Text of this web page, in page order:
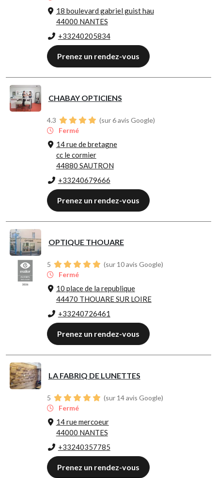
18 boulevard gabriel guist hau
44000 NANTES
+33240205834
Prenez un rendez-vous
CHABAY OPTICIENS
4.3
(sur 6 avis Google)
Fermé
14 rue de bretagne
cc le cormier
44880 SAUTRON
+33240679666
Prenez un rendez-vous
OPTIQUE THOUARE
5
(sur 10 avis Google)
Fermé
10 place de la republique
44470 THOUARE SUR LOIRE
+33240726461
Prenez un rendez-vous
LA FABRIQ DE LUNETTES
5
(sur 14 avis Google)
Fermé
14 rue mercoeur
44000 NANTES
+33240357785
Prenez un rendez-vous